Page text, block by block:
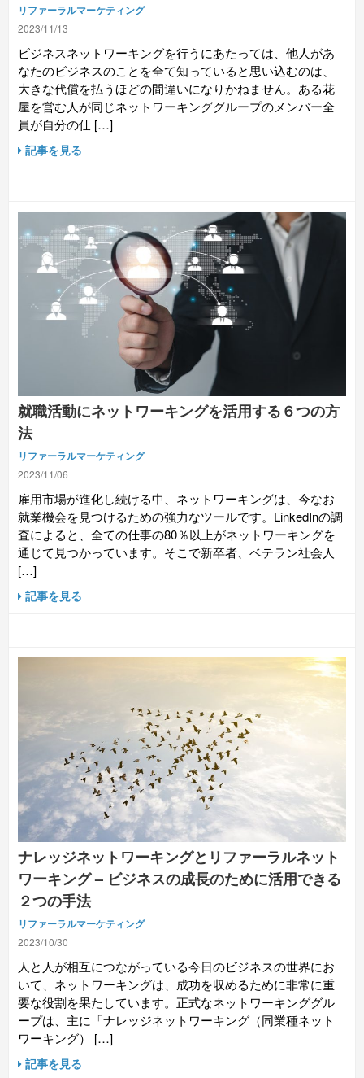
リファーラルマーケティング
2023/11/13
ビジネスネットワーキングを行うにあたっては、他人があ
なたのビジネスのことを全て知っていると思い込むのは、
大きな代償を払うほどの間違いになりかねません。ある花
屋を営む人が同じネットワーキンググループのメンバー全
員が自分の仕 […]
記事を見る
就職活動にネットワーキングを活用する６つの方
法
リファーラルマーケティング
2023/11/06
雇用市場が進化し続ける中、ネットワーキングは、今なお
就業機会を見つけるための強力なツールです。LinkedInの調
査によると、全ての仕事の80％以上がネットワーキングを
通じて見つかっています。そこで新卒者、ベテラン社会人
[…]
記事を見る
ナレッジネットワーキングとリファーラルネット
ワーキング – ビジネスの成長のために活用できる
２つの手法
リファーラルマーケティング
2023/10/30
人と人が相互につながっている今日のビジネスの世界にお
いて、ネットワーキングは、成功を収めるために非常に重
要な役割を果たしています。正式なネットワーキンググル
ープは、主に「ナレッジネットワーキング（同業種ネット
ワーキング） […]
記事を見る